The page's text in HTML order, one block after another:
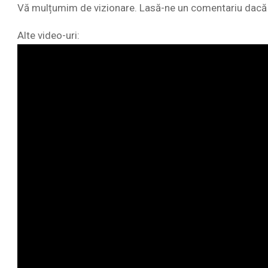
Vă mulțumim de vizionare. Lasă-ne un comentariu
Alte video-uri: